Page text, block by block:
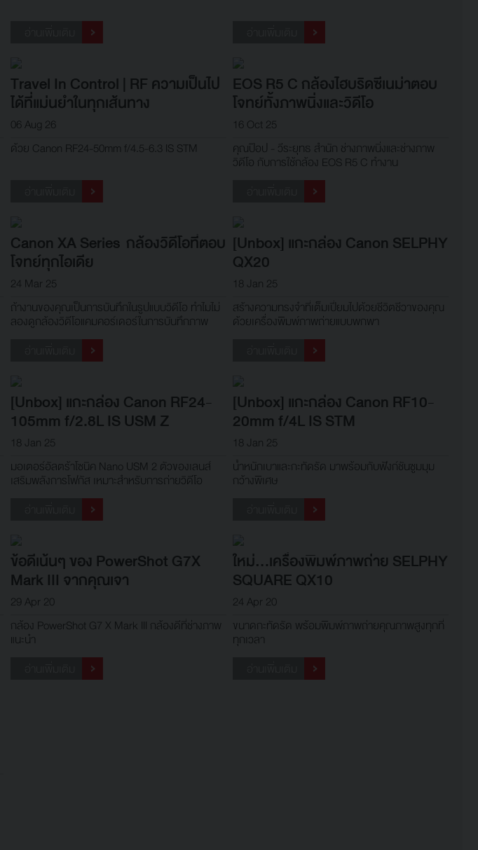
Travel In Control | RF ความเป็นไป
ได้ที่แม่นยำในทุกเส้นทาง
06 Aug 26
ด้วย Canon RF24-50mm f/4.5-6.3 IS STM
EOS R5 C กล้องไฮบริดซีเนม่าตอบ
โจทย์ทั้งภาพนิ่งและวิดีโอ
16 Oct 25
คุณป๊อป - วีระยุทธ สำนัก ช่างภาพนิ่งและช่างภาพ
วิดีโอ กับการใช้กล้อง EOS R5 C ทำงาน
Canon XA Series กล้องวิดีโอที่ตอบ
โจทย์ทุกไอเดีย
24 Mar 25
ถ้างานของคุณเป็นการบันทึกในรูปแบบวิดีโอ ทำไมไม่
ลองดูกล้องวิดีโอแคมคอร์เดอร์ในการบันทึกภาพ
เพราะมันถูกออกแบบมาสำหรับการถ่ายวิดีโออย่าง
[Unbox] แกะกล่อง Canon SELPHY
QX20
18 Jan 25
สร้างความทรงจำที่เต็มเปี่ยมไปด้วยชีวิตชีวาของคุณ
ด้วยเครื่องพิมพ์ภาพถ่ายแบบพกพา
[Unbox] แกะกล่อง Canon RF24-
105mm f/2.8L IS USM Z
18 Jan 25
มอเตอร์อัลตร้าโซนิค Nano USM 2 ตัวของเลนส์
เสริมพลังการโฟกัส เหมาะสำหรับการถ่ายวิดีโอ
[Unbox] แกะกล่อง Canon RF10-
20mm f/4L IS STM
18 Jan 25
น้ำหนักเบาและกะทัดรัด มาพร้อมกับฟังก์ชันซูมมุม
กว้างพิเศษ
ข้อดีเน้นๆ ของ PowerShot G7X
Mark III จากคุณเจา
29 Apr 20
กล้อง PowerShot G7 X Mark III กล้องดีที่ช่างภาพ
แนะนำ
ใหม่...เครื่องพิมพ์ภาพถ่าย SELPHY
SQUARE QX10
24 Apr 20
ขนาดกะทัดรัด พร้อมพิมพ์ภาพถ่ายคุณภาพสูงทุกที่
ทุกเวลา